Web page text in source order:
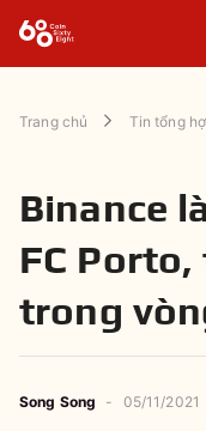
Trang chủ Tin tổng
Binance
FC
trong
Song Song - 05/11/2021